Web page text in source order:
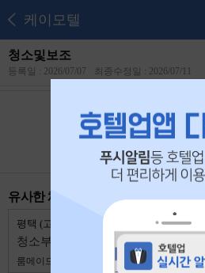
케이모텔
청소및보조
등록일 : 2026/07/07 최종수정일 : 2026/07/11
본 공고는2026년 07월 26일
유사한 채용 리스트
평택 (고덕) 비즈니스 호텔 경기 평택시
청소부부팀(식사제공) 구합니다.
룸메이드 1년 이상